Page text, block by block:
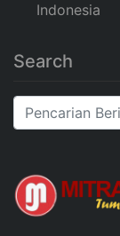
Indonesia
Search